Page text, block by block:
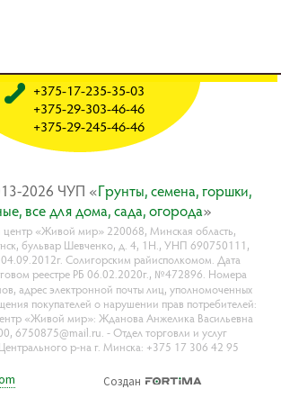
2026 ЧУП «Гpyнты, ceмeнa, гopшки,
вce для дoмa, caдa, oгopoдa»
«Живой мир» 220068, Минская область,
бульвар Шевченко, д. 4, 1Н., УНП 690750111,
04.09.2012г. Солигорским райисполкомом. Дата
реестре РБ 06.02.2020г., №472896. Номера
адрес электронной почты лиц, уполномоченных
покупателей о нарушении прав потребителей:
«Живой мир»: Жданова Анжелика Васильевна
6750875@mail.ru. - Отдел торговли и услуг
р-на г. Минска: +375 17 306 42 95
+375-17-235-35-03
+375-29-303-46-46
+375-29-245-46-46
Создан